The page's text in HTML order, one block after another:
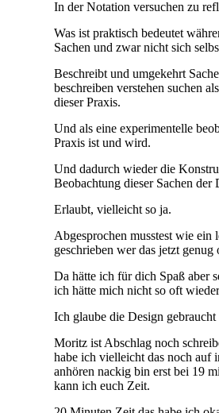
In der Notation versuchen zu
Was ist praktisch bedeutet
Sachen und zwar nicht sich
Beschreibt und umgekehrt
beschreiben verstehen suchen
dieser Praxis.
Und als eine experimentelle
Praxis ist und wird.
Und dadurch wieder die
Beobachtung dieser Sachen der
Erlaubt, vielleicht so ja.
Abgesprochen musstest wie ein
geschrieben wer das jetzt genug
Da hätte ich für dich Spaß aber
ich hätte mich nicht so oft
Ich glaube die Design gebraucht
Moritz ist Abschlag noch
habe ich vielleicht das noch auf
anhören nackig bin erst bei 19
kann ich euch Zeit.